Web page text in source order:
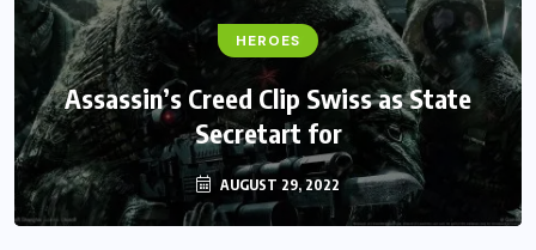
HEROES
Assassin’s Creed Clip Swiss as State
Secretart for
AUGUST 29, 2022
FANTASY
Monster Jam Titans success farms their
efforts
AUGUST 29, 2022